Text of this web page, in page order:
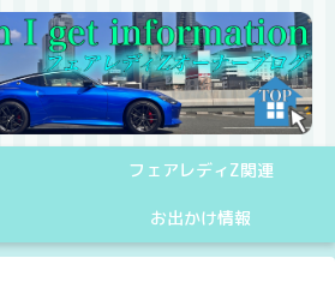
フェアレディZ関連
お出かけ情報